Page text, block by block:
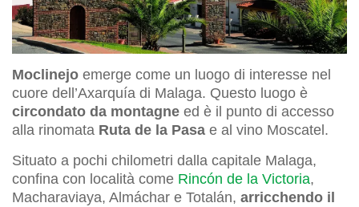
Moclinejo emerge come un luogo di interesse nel
cuore dell’Axarquía di Malaga. Questo luogo è
circondato da montagne ed è il punto di accesso
alla rinomata Ruta de la Pasa e al vino Moscatel.
Situato a pochi chilometri dalla capitale Malaga,
confina con località come Rincón de la Victoria,
Macharaviaya, Almáchar e Totalán, arricchendo il